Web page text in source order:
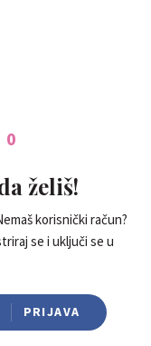
0
želiš!
korisnički račun?
se i uključi se u
PRIJAVA